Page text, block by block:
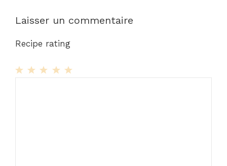
Laisser un commentaire
Recipe rating